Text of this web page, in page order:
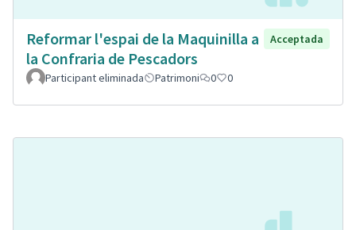
Reformar l'espai de la Maquinilla a
la Confraria de Pescadors
Acceptada
Participant eliminada Patrimoni 0 0